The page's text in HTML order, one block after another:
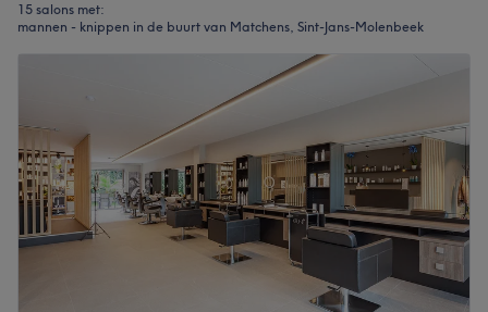
15 salons met:
mannen - knippen in de buurt van Matchens, Sint-Jans-Molenbeek